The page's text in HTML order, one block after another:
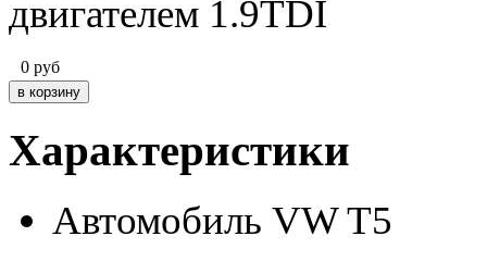
двигателем 1.9TDI
0 руб
Характеристики
Автомобиль VW T5